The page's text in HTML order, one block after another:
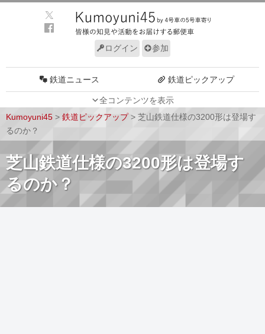
ログイン 参加
全コンテンツを表示
鉄道ニュース 鉄道ピックアップ
Kumoyuni45 > 鉄道ピックアップ> 芝山鉄道仕様の3200形は登場す
るのか？
芝山鉄道仕様の3200形は登場す
るのか？